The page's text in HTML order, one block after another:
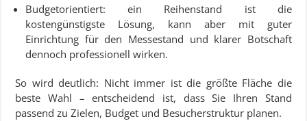
Budgetorientiert: ein Reihenstand ist die
kostengünstigste Lösung, kann aber mit guter
Einrichtung für den Messestand und klarer Botschaft
dennoch professionell wirken.
So wird deutlich: Nicht immer ist die größte Fläche die
beste Wahl – entscheidend ist, dass Sie Ihren Stand
passend zu Zielen, Budget und Besucherstruktur planen.